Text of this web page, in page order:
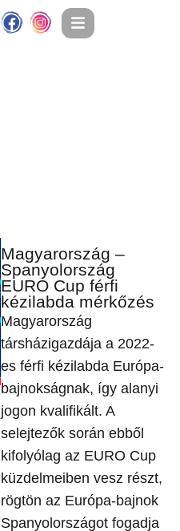
Magyarország –
Spanyolország
EURO Cup férfi
kézilabda mérkőzés
Magyarország
társházigazdája a 2022-
es férfi kézilabda Európa-
bajnokságnak, így alanyi
jogon kvalifikált. A
selejtezők során ebből
kifolyólag az EURO Cup
küzdelmeiben vesz részt,
rögtön az Európa-bajnok
Spanyolországot fogadja